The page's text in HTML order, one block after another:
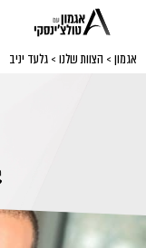
אגמון > הצוות שלנו > גלעד יניב